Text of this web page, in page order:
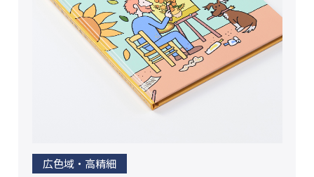
広色域・高精細